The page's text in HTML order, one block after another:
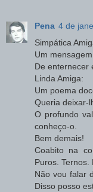
Pena 4 de
Simpática
Um
De enternecer
Linda Amiga:
Um poema
Queria deixar-
O profundo
conheço-o.
Bem demais!
Coabito na
Puros. Ternos.
Não vou falar
Disso posso